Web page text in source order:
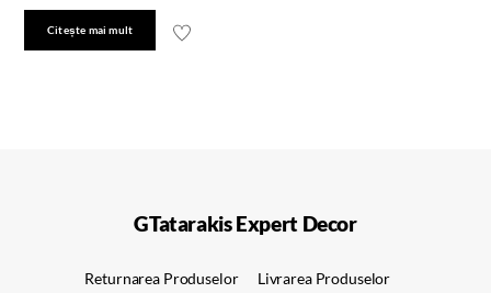
Citește mai mult
GTatarakis Expert Decor
Returnarea Produselor Livrarea Produselor